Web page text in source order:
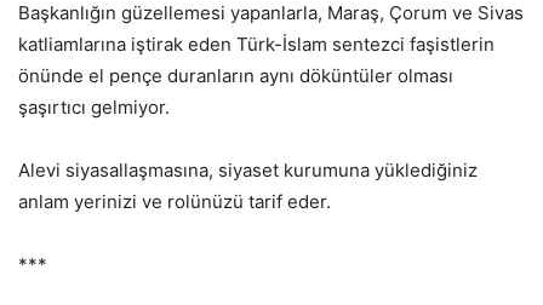
Başkanlığın güzellemesi yapanlarla, Maraş, Çorum ve Sivas
katliamlarına iştirak eden Türk-İslam sentezci faşistlerin
önünde el pençe duranların aynı döküntüler olması
şaşırtıcı gelmiyor.
Alevi siyasallaşmasına, siyaset kurumuna yüklediğiniz
anlam yerinizi ve rolünüzü tarif eder.
***